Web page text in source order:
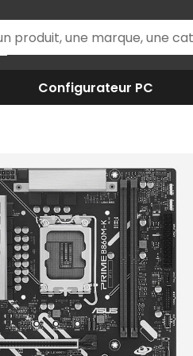
Configurateur PC